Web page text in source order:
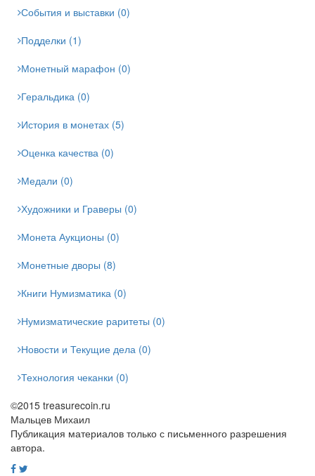
События и выставки (0)
Подделки (1)
Монетный марафон (0)
Геральдика (0)
История в монетах (5)
Оценка качества (0)
Медали (0)
Художники и Граверы (0)
Монета Аукционы (0)
Монетные дворы (8)
Книги Нумизматика (0)
Нумизматические раритеты (0)
Новости и Текущие дела (0)
Технология чеканки (0)
©2015 treasurecoin.ru
Мальцев Михаил
Публикация материалов только с письменного разрешения
автора.